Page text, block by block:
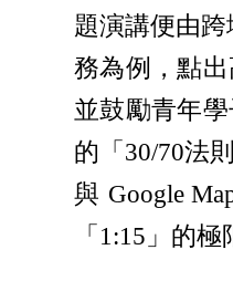
題演講便由
務為例，點
並鼓勵青年
的「30/70法
與 Google
「1:15」的